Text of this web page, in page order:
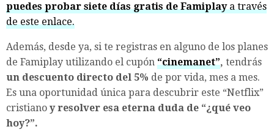
puedes probar siete días gratis de Famiplaya través
de este enlace.
Además, desde ya, si te registras en alguno de los planes
de Famiplay utilizando el cupón “cinemanet”, tendrás
un descuento directo del 5% de por vida, mes a mes.
Es una oportunidad única para descubrir este “Netflix”
cristiano y resolver esa eterna duda de “¿qué veo
hoy?”.